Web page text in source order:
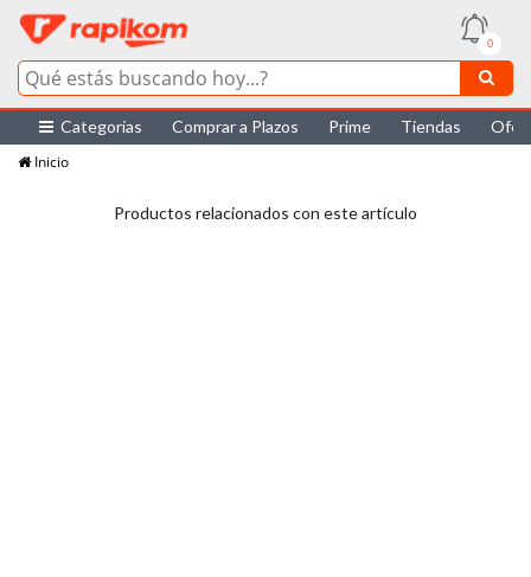
0
Categorías Comprar a Plazos Prime Tiendas
Inicio
Productos relacionados con este artículo